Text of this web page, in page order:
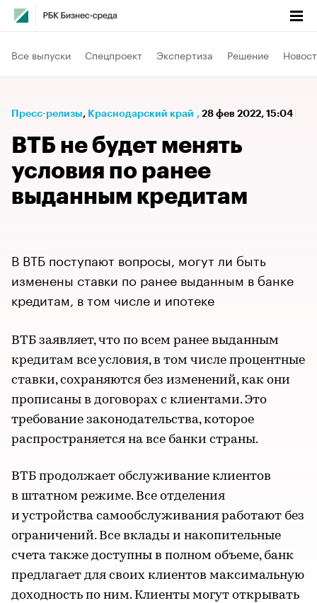
Все выпуски Спецпроект Экспертиза Решение
Пресс-релизы⁠, Краснодарский край , 28 фев 2022, 15:04
ВТБ не будет менять
условия по ранее
выданным кредитам
В ВТБ поступают вопросы, могут ли быть
изменены ставки по ранее выданным в банке
кредитам, в том числе и ипотеке
ВТБ заявляет, что по всем ранее выданным
кредитам все условия, в том числе процентные
ставки, сохраняются без изменений, как они
прописаны в договорах с клиентами. Это
требование законодательства, которое
распространяется на все банки страны.
ВТБ продолжает обслуживание клиентов
в штатном режиме. Все отделения
и устройства самообслуживания работают без
ограничений. Все вклады и накопительные
счета также доступны в полном объеме, банк
предлагает для своих клиентов максимальную
доходность по ним. Клиенты могут открывать